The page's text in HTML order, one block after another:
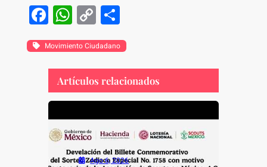
F
a
c
e
b
o
o
k
W
h
at
s
A
p
p
C
o
p
y
Li
n
k
S
h
ar
e
Movimiento Ciudadano
Artículos relacionados
Ago 6, 2026